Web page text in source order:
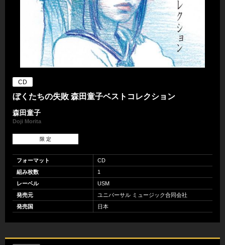
CD
ぼくたちの失敗 森田童子ベストコレクション
森田童子
Doji Morita
限 定
フォーマット
CD
組み枚数
1
レーベル
USM
発売元
ユニバーサル ミュージック合同会社
発売国
日本